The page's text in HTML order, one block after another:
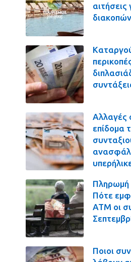
αιτήσεις
διακοπών
Αλλαγές
επίδομα
Πληρωμή
Πότε
ΑΤΜ οι
Ποιοι